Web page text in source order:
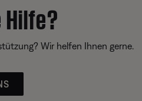
Hilfe?
Wir helfen Ihnen gerne.